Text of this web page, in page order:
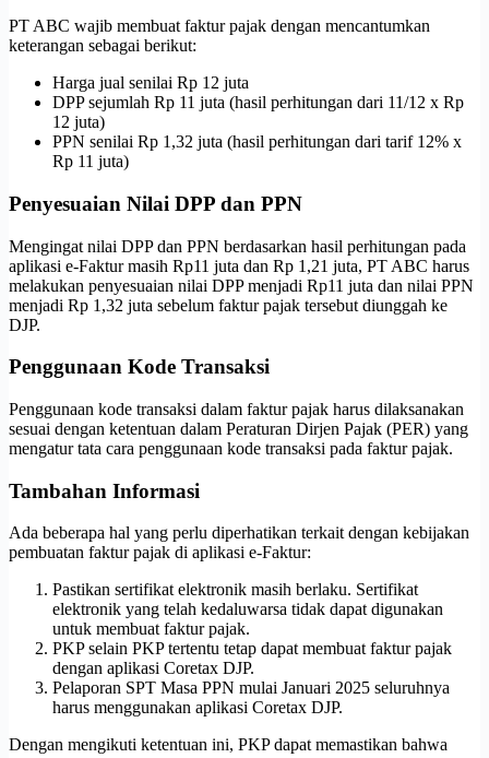
PT ABC wajib membuat faktur pajak dengan mencantumkan
keterangan sebagai berikut:
Harga jual senilai Rp 12 juta
DPP sejumlah Rp 11 juta (hasil perhitungan dari 11/12 x Rp
12 juta)
PPN senilai Rp 1,32 juta (hasil perhitungan dari tarif 12% x
Rp 11 juta)
Penyesuaian Nilai DPP dan PPN
Mengingat nilai DPP dan PPN berdasarkan hasil perhitungan pada
aplikasi e-Faktur masih Rp11 juta dan Rp 1,21 juta, PT ABC harus
melakukan penyesuaian nilai DPP menjadi Rp11 juta dan nilai PPN
menjadi Rp 1,32 juta sebelum faktur pajak tersebut diunggah ke
DJP.
Penggunaan Kode Transaksi
Penggunaan kode transaksi dalam faktur pajak harus dilaksanakan
sesuai dengan ketentuan dalam Peraturan Dirjen Pajak (PER) yang
mengatur tata cara penggunaan kode transaksi pada faktur pajak.
Tambahan Informasi
Ada beberapa hal yang perlu diperhatikan terkait dengan kebijakan
pembuatan faktur pajak di aplikasi e-Faktur:
Pastikan sertifikat elektronik masih berlaku. Sertifikat
elektronik yang telah kedaluwarsa tidak dapat digunakan
untuk membuat faktur pajak.
PKP selain PKP tertentu tetap dapat membuat faktur pajak
dengan aplikasi Coretax DJP.
Pelaporan SPT Masa PPN mulai Januari 2025 seluruhnya
harus menggunakan aplikasi Coretax DJP.
Dengan mengikuti ketentuan ini, PKP dapat memastikan bahwa